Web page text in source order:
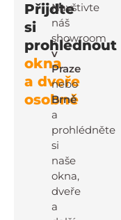
Přijďte
si
prohlédnout
okna
a dveře
osobně
Navštivte
náš
showroom
v
Praze
nebo
Brně
a
prohlédněte
si
naše
okna,
dveře
a